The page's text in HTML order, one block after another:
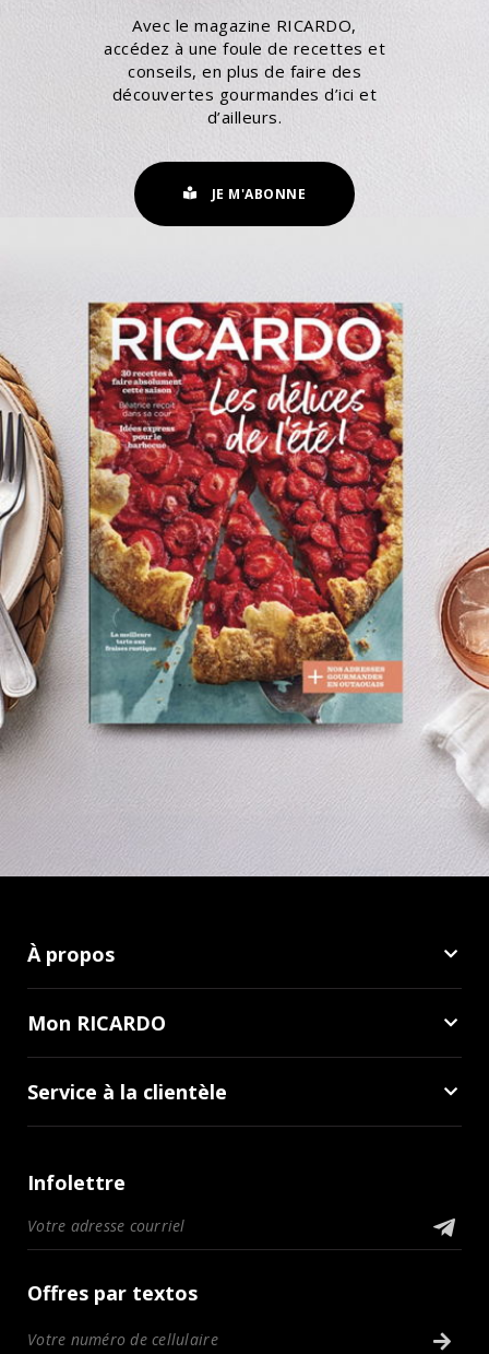
Avec le magazine RICARDO,
accédez à une foule de recettes et
conseils, en plus de faire des
découvertes gourmandes d’ici et
d’ailleurs.
JE M'ABONNE
À propos
Mon RICARDO
Service à la clientèle
Infolettre
Offres par textos